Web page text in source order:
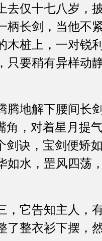
去仅十七八岁，
柄长剑，当他不
木桩上，一对锐
只要稍有异样动
地解下腰间长
角，对着星月提
诀，宝剑便矫
水，罡风四荡
它告知主人，
整衣衫下摆，